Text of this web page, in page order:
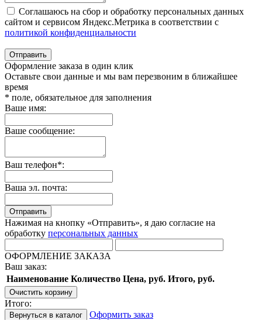
Соглашаюсь на сбор и обработку персональных данных
сайтом и сервисом Яндекс.Метрика в соответствии с
политикой конфиденциальности
Отправить
Оформление заказа в один клик
Оставьте свои данные и мы вам перезвоним в ближайшее
время
* поле, обязательное для заполнения
Ваше имя:
Ваше сообщение:
Ваш телефон*:
Ваша эл. почта:
Отправить
Нажимая на кнопку «Отправить», я даю согласие на
обработку персональных данных
ОФОРМЛЕНИЕ ЗАКАЗА
Ваш заказ:
Наименование Количество Цена, руб. Итого, руб.
Очистить корзину
Итого:
Вернуться в каталог
Оформить заказ